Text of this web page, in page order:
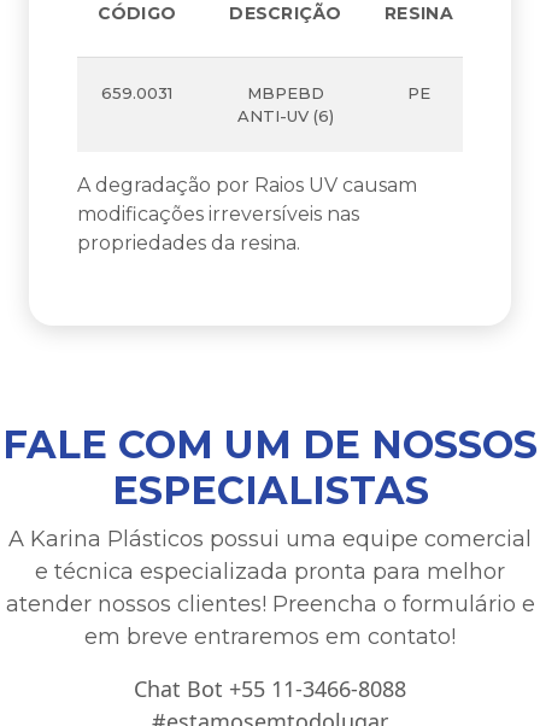
CÓDIGO DESCRIÇÃO RESINA
659.0031
MBPEBD
ANTI-UV (6)
PE
A degradação por Raios UV causam
modificações irreversíveis nas
propriedades da resina.
FALE COM UM DE NOSSOS
ESPECIALISTAS
A Karina Plásticos possui uma equipe comercial
e técnica especializada pronta para melhor
atender nossos clientes! Preencha o formulário e
em breve entraremos em contato!
Chat Bot +55 11-3466-8088